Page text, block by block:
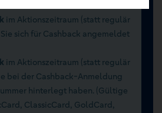
im Aktionszeitraum (statt regulär
Sie sich für Cashback angemeldet
im Aktionszeitraum (statt regulär
bei der Cashback-Anmeldung
hinterlegt haben. (Gültige
ClassicCard, GoldCard,